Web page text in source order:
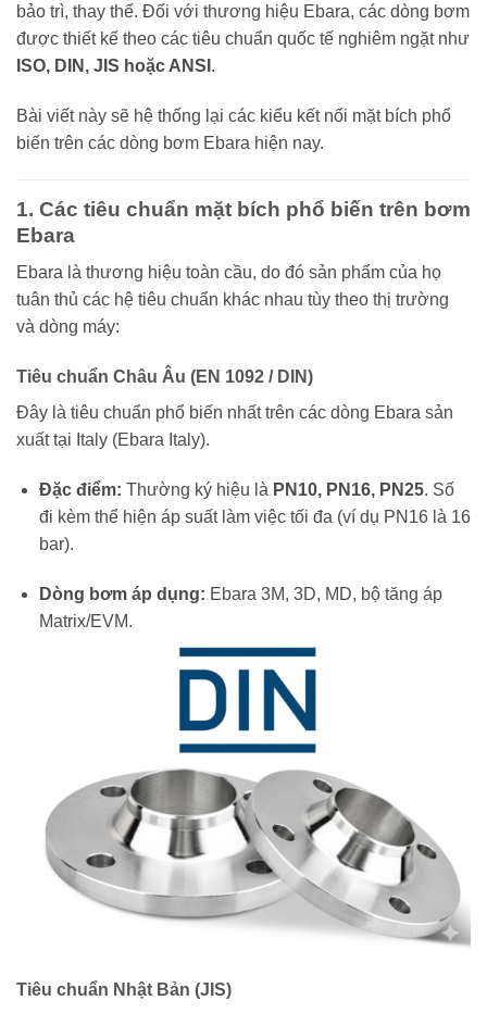
bảo trì, thay thế. Đối với thương hiệu Ebara, các dòng bơm
được thiết kế theo các tiêu chuẩn quốc tế nghiêm ngặt như
ISO, DIN, JIS hoặc ANSI .
Bài viết này sẽ hệ thống lại các kiểu kết nối mặt bích phổ
biến trên các dòng bơm Ebara hiện nay.
1. Các tiêu chuẩn mặt bích phổ biến trên bơm
Ebara
Ebara là thương hiệu toàn cầu, do đó sản phẩm của họ
tuân thủ các hệ tiêu chuẩn khác nhau tùy theo thị trường
và dòng máy:
Tiêu chuẩn Châu Âu (EN 1092 / DIN)
Đây là tiêu chuẩn phổ biến nhất trên các dòng Ebara sản
xuất tại Italy (Ebara Italy).
Đặc điểm: Thường ký hiệu là PN10, PN16, PN25. Số
đi kèm thể hiện áp suất làm việc tối đa (ví dụ PN16 là 16
bar).
Dòng bơm áp dụng: Ebara 3M, 3D, MD, bộ tăng áp
Matrix/EVM.
Tiêu chuẩn Nhật Bản (JIS)